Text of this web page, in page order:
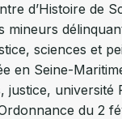
d’Histoire de
mineurs
sciences et
en Seine-
justice, université
du